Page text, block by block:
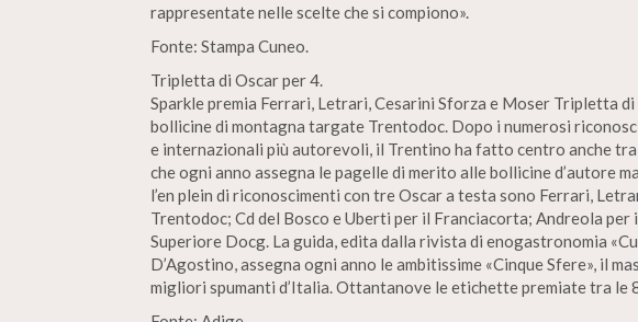
rappresentate nelle scelte che si compiono».
Fonte: Stampa Cuneo.
Tripletta di Oscar per 4.
Sparkle premia Ferrari, Letrari, Cesarini Sforza e Moser Tripletta
bollicine di montagna targate Trentodoc. Dopo i numerosi
e internazionali più autorevoli, il Trentino ha fatto centro anche
che ogni anno assegna le pagelle di merito alle bollicine d’autore
l’en plein di riconoscimenti con tre Oscar a testa sono Ferrari,
Trentodoc; Cd del Bosco e Uberti per il Franciacorta; Andreola
Superiore Docg. La guida, edita dalla rivista di enogastronomia
D’Agostino, assegna ogni anno le ambitissime «Cinque Sfere», il
migliori spumanti d’Italia. Ottantanove le etichette premiate tra le